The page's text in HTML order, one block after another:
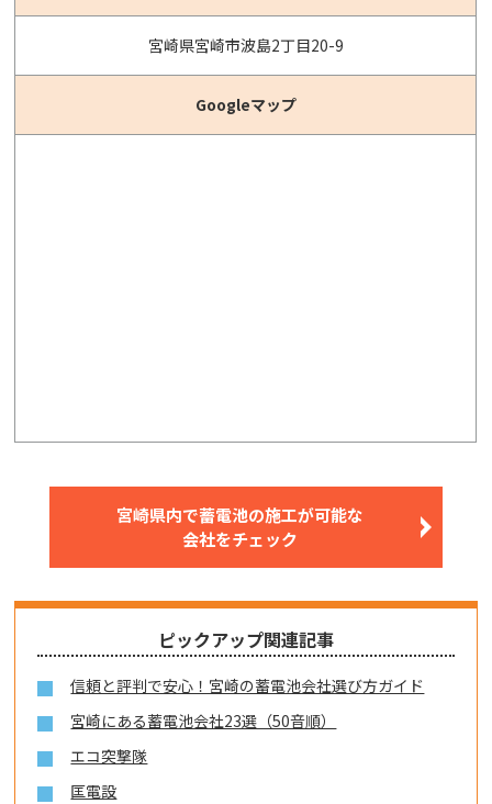
宮崎県宮崎市波島2丁目20-9
Googleマップ
宮崎県内で蓄電池の施工が可能な
会社をチェック
ピックアップ関連記事
信頼と評判で安心！宮崎の蓄電池会社選び方ガイド
宮崎にある蓄電池会社23選（50音順）
エコ突撃隊
匡電設